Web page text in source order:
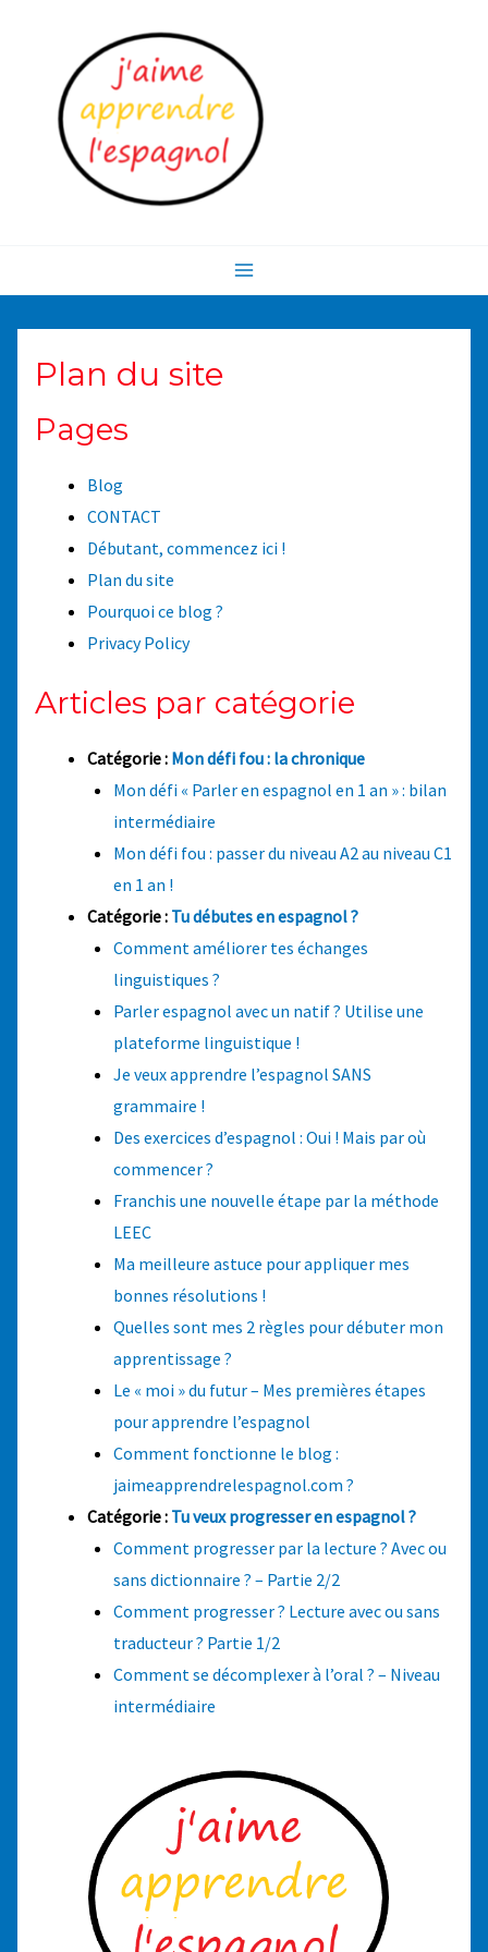
Main
Menu
Plan du site
Pages
Blog
CONTACT
Débutant, commencez ici !
Plan du site
Pourquoi ce blog ?
Privacy Policy
Articles par catégorie
Catégorie : Mon défi fou : la chronique
Mon défi « Parler en espagnol en 1 an » : bilan
intermédiaire
Mon défi fou : passer du niveau A2 au niveau C1
en 1 an !
Catégorie : Tu débutes en espagnol ?
Comment améliorer tes échanges
linguistiques ?
Parler espagnol avec un natif ? Utilise une
plateforme linguistique !
Je veux apprendre l’espagnol SANS
grammaire !
Des exercices d’espagnol : Oui ! Mais par où
commencer ?
Franchis une nouvelle étape par la méthode
LEEC
Ma meilleure astuce pour appliquer mes
bonnes résolutions !
Quelles sont mes 2 règles pour débuter mon
apprentissage ?
Le « moi » du futur – Mes premières étapes
pour apprendre l’espagnol
Comment fonctionne le blog :
jaimeapprendrelespagnol.com ?
Catégorie : Tu veux progresser en espagnol ?
Comment progresser par la lecture ? Avec ou
sans dictionnaire ? – Partie 2/2
Comment progresser ? Lecture avec ou sans
traducteur ? Partie 1/2
Comment se décomplexer à l’oral ? – Niveau
intermédiaire